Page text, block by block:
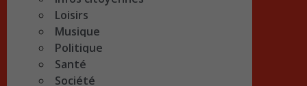
Loisirs
Musique
Politique
Santé
Société